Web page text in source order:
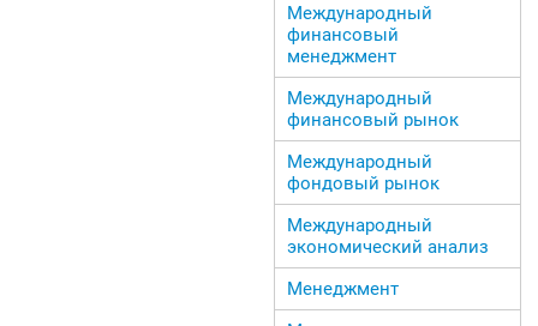
Международный
финансовый
менеджмент
Международный
финансовый рынок
Международный
фондовый рынок
Международный
экономический анализ
Менеджмент